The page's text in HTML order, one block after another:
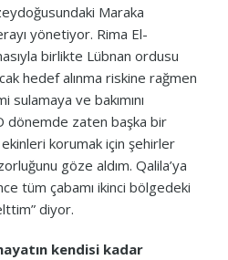
Maraka
yönetiyor. Rima El-
birlikte Lübnan ordusu
hedef alınma riskine rağmen
ve bakımını
dönemde zaten başka bir
ekinleri korumak için şehirler
göze aldım. Qalila’ya
tüm çabamı ikinci bölgedeki
diyor.
kendisi kadar